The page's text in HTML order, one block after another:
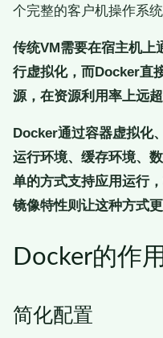
个完整的客户机操作系统
传统VM需要在宿主机
行虚拟化，而Docker直
源，在资源利用率上远
Docker通过容器虚拟化
运行环境、缓存环境、
单的方式支持应用运行
镜像特性则让这种方式
Docker的作用
简化配置